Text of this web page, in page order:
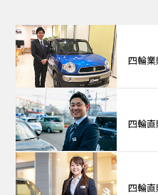
四輪
四輪
四輪